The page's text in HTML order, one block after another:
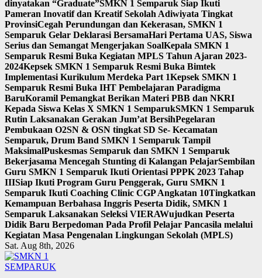
dinyatakan “Graduate”SMKN 1 Semparuk Siap Ikuti
Pameran Inovatif dan Kreatif Sekolah Adiwiyata Tingkat
ProvinsiCegah Perundungan dan Kekerasan, SMKN 1
Semparuk Gelar Deklarasi BersamaHari Pertama UAS, Siswa
Serius dan Semangat Mengerjakan SoalKepala SMKN 1
Semparuk Resmi Buka Kegiatan MPLS Tahun Ajaran 2023-
2024Kepsek SMKN 1 Semparuk Resmi Buka Bimtek
Implementasi Kurikulum Merdeka Part 1Kepsek SMKN 1
Semparuk Resmi Buka IHT Pembelajaran Paradigma
BaruKoramil Pemangkat Berikan Materi PBB dan NKRI
Kepada Siswa Kelas X SMKN 1 SemparukSMKN 1 Semparuk
Rutin Laksanakan Gerakan Jum’at BersihPegelaran
Pembukaan O2SN & OSN tingkat SD Se- Kecamatan
Semparuk, Drum Band SMKN 1 Semparuk Tampil
MaksimalPuskesmas Semparuk dan SMKN 1 Semparuk
Bekerjasama Mencegah Stunting di Kalangan PelajarSembilan
Guru SMKN 1 Semparuk Ikuti Orientasi PPPK 2023 Tahap
IIISiap Ikuti Program Guru Penggerak, Guru SMKN 1
Semparuk Ikuti Coaching Clinic CGP Angkatan 10Tingkatkan
Kemampuan Berbahasa Inggris Peserta Didik, SMKN 1
Semparuk Laksanakan Seleksi VIERAWujudkan Peserta
Didik Baru Berpedoman Pada Profil Pelajar Pancasila melalui
Kegiatan Masa Pengenalan Lingkungan Sekolah (MPLS)
Sat. Aug 8th, 2026